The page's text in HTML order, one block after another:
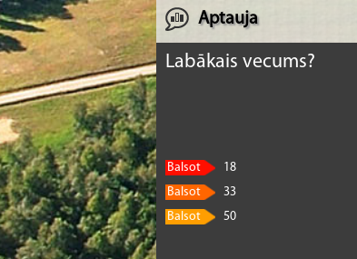
Aptauja
Labākais vecums?
Balsot
18
Balsot
33
Balsot
50